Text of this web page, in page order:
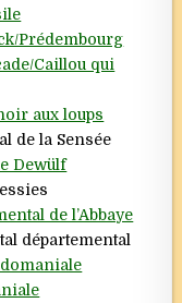
Prédembourg
Caillou qui
aux loups
de la Sensée
Dewülf
de l’Abbaye
départemental